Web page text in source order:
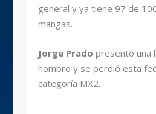
general y ya tiene 97 de
mangas.
Jorge Prado presentó una
hombro y se perdió esta
categoría MX2.